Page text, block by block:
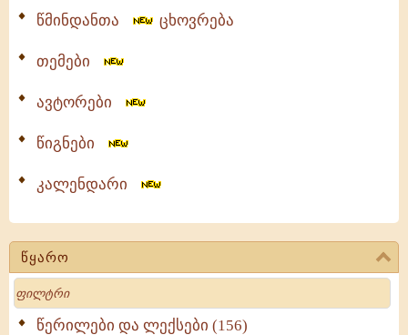
წმინდანთა ცხოვრება
თემები
ავტორები
წიგნები
კალენდარი
წყარო
Search
წერილები და ლექსები (156)